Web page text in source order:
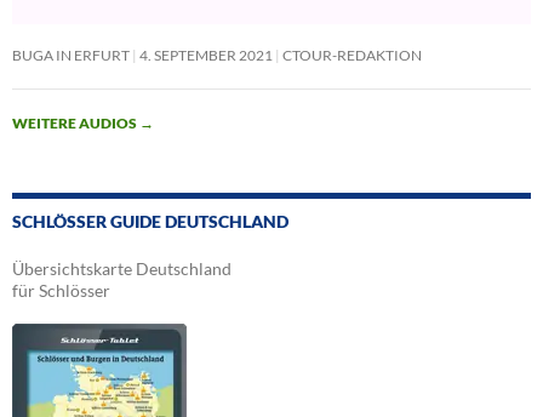
BUGA IN ERFURT 4. SEPTEMBER 2021 CTOUR-REDAKTION
WEITERE AUDIOS →
SCHLÖSSER GUIDE DEUTSCHLAND
Übersichtskarte Deutschland
für Schlösser